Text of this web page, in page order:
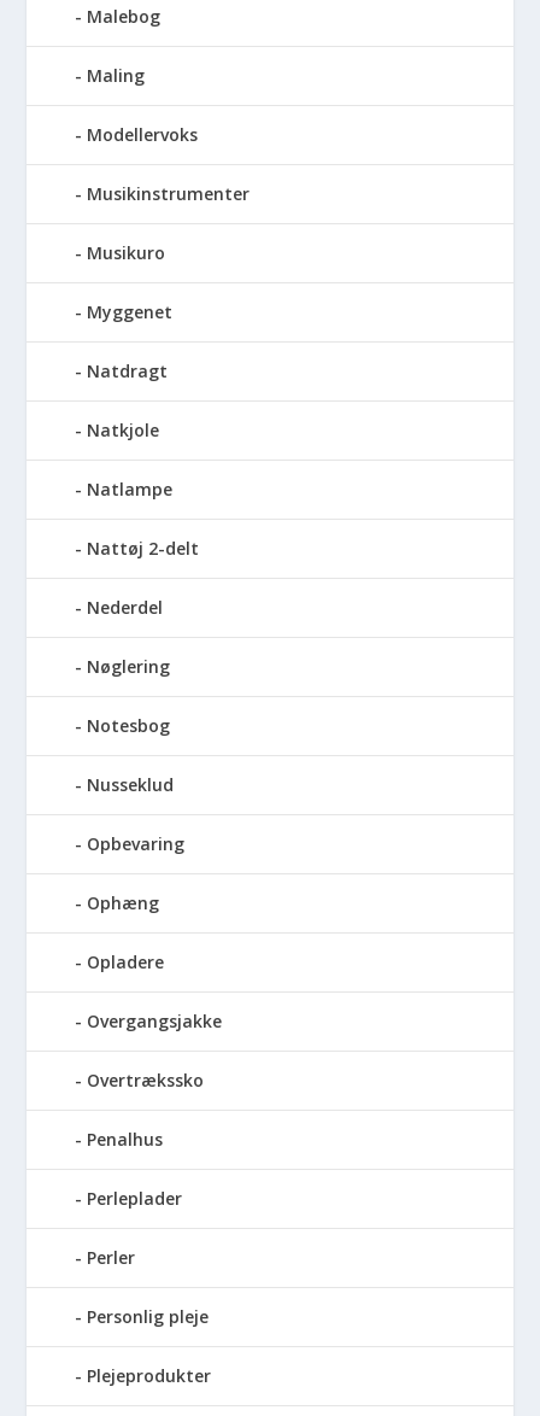
Malebog
Maling
Modellervoks
Musikinstrumenter
Musikuro
Myggenet
Natdragt
Natkjole
Natlampe
Nattøj 2-delt
Nederdel
Nøglering
Notesbog
Nusseklud
Opbevaring
Ophæng
Opladere
Overgangsjakke
Overtrækssko
Penalhus
Perleplader
Perler
Personlig pleje
Plejeprodukter